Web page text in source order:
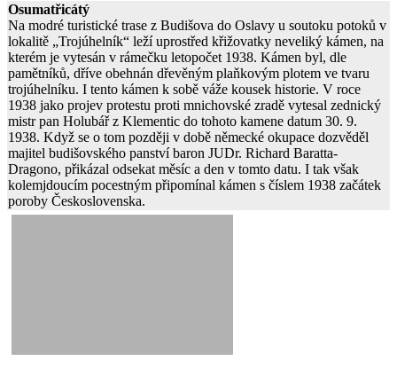
Osumatřicátý
Na modré turistické trase z Budišova do Oslavy u soutoku potoků v
lokalitě „Trojúhelník“ leží uprostřed křižovatky neveliký kámen, na
kterém je vytesán v rámečku letopočet 1938. Kámen byl, dle
pamětníků, dříve obehnán dřevěným plaňkovým plotem ve tvaru
trojúhelníku. I tento kámen k sobě váže kousek historie. V roce
1938 jako projev protestu proti mnichovské zradě vytesal zednický
mistr pan Holubář z Klementic do tohoto kamene datum 30. 9.
1938. Když se o tom později v době německé okupace dozvěděl
majitel budišovského panství baron JUDr. Richard Baratta-
Dragono, přikázal odsekat měsíc a den v tomto datu. I tak však
kolemjdoucím pocestným připomínal kámen s číslem 1938 začátek
poroby Československa.